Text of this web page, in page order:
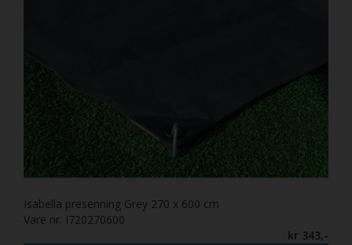
Isabella presenning Grey 270 x 600 cm
Vare nr. I720270600
kr 343,-